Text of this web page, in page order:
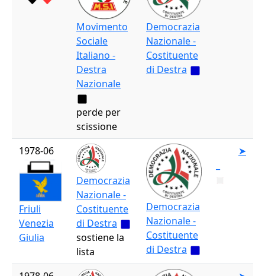
Movimento
Sociale
Italiano -
Destra
Nazionale
perde per
scissione
Democrazia
Nazionale -
Costituente
di Destra
1978-06
Friuli
Venezia
Giulia
Democrazia
Nazionale -
Costituente
di Destra
sostiene la
lista
Democrazia
Nazionale -
Costituente
di Destra
➤